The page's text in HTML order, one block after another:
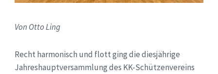
Von Otto Ling
Recht harmonisch und flott ging die diesjährige
Jahreshauptversammlung des KK-Schützenvereins